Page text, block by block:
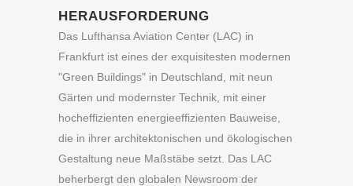
HERAUSFORDERUNG
Das Lufthansa Aviation Center (LAC) in
Frankfurt ist eines der exquisitesten modernen
"Green Buildings" in Deutschland, mit neun
Gärten und modernster Technik, mit einer
hocheffizienten energieeffizienten Bauweise,
die in ihrer architektonischen und ökologischen
Gestaltung neue Maßstäbe setzt. Das LAC
beherbergt den globalen Newsroom der